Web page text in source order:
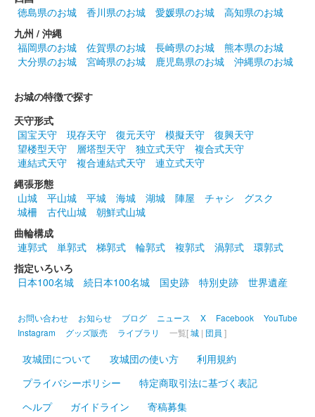
徳島県のお城
香川県のお城 愛媛県のお城
高知県のお城
九州 / 沖縄
福岡県のお城
佐賀県のお城 長崎県のお城
熊本県のお城
大分県のお城
宮崎県のお城 鹿児島県のお城 沖縄県のお城
お城の特徴で探す
天守形式
国宝天守
現存天守 復元天守 模擬天守
復興天守
望楼型天守
層塔型天守 独立式天守
複合式天守
連結式天守
複合連結式天守
連立式天守
縄張形態
山城
平山城 平城 海城 湖城 陣屋 チャシ
グスク
城柵
古代山城
朝鮮式山城
曲輪構成
連郭式
単郭式 梯郭式 輪郭式 複郭式 渦郭式
環郭式
指定いろいろ
日本100名城
続日本100名城 国史跡 特別史跡 世界遺産
お問い合わせ お知らせ ブログ ニュース X Facebook
YouTube
Instagram
グッズ販売 ライブラリ 一覧[城 | 団員 ]
攻城団について 攻城団の使い方
利用規約
プライバシーポリシー
特定商取引法に基づく表記
ヘルプ
ガイドライン
寄稿募集